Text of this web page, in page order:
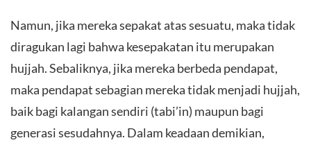
Namun, jika mereka sepakat atas sesuatu, maka tidak
diragukan lagi bahwa kesepakatan itu merupakan
hujjah. Sebaliknya, jika mereka berbeda pendapat,
maka pendapat sebagian mereka tidak menjadi hujjah,
baik bagi kalangan sendiri (tabi’in) maupun bagi
generasi sesudahnya. Dalam keadaan demikian,